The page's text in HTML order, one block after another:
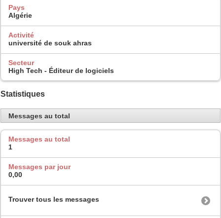
Pays
Algérie
Activité
université de souk ahras
Secteur
High Tech - Éditeur de logiciels
Statistiques
Messages au total
Messages au total
1
Messages par jour
0,00
Trouver tous les messages